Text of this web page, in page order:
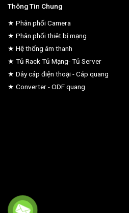
Thông Tin Chung
★ Phân phối Camera
★ Phân phối thiêt bị mạng
★ Hệ thống âm thanh
★ Tủ Rack Tủ Mạng- Tủ Server
★ Dây cáp điện thoại - Cáp quang
★ Converter - ODF quang